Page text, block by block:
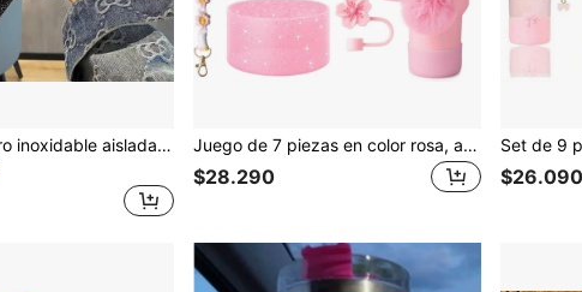
Botella de acero inoxidable aislada de doble pared de 40 Oz con asa, tachuelas, tapa y pajita, taza de viaje a prueba de goteo para mujeres, ideal para volver al colegio
Juego de 7 piezas en color rosa, accesorios para taza - Correa para asa de botella de agua, Funda de silicona compatible con taza de 30oz y 40oz, Tapa de silicona para pajita, Llavero con dijes, Mejores regalos para niñas, mujeres y mamá
$28.290 $26.090